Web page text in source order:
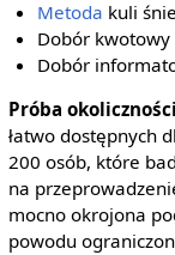
Metoda kuli
Dobór kwotowy
Dobór
Próba
łatwo dostępnych
200 osób, które
na
mocno okrojona
powodu